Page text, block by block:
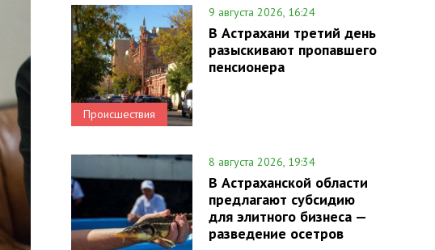
Происшествия
9 августа 2026, 16:24
В Астрахани третий день
разыскивают пропавшего
пенсионера
8 августа 2026, 19:34
В Астраханской области
предлагают субсидию
для элитного бизнеса —
разведение осетров